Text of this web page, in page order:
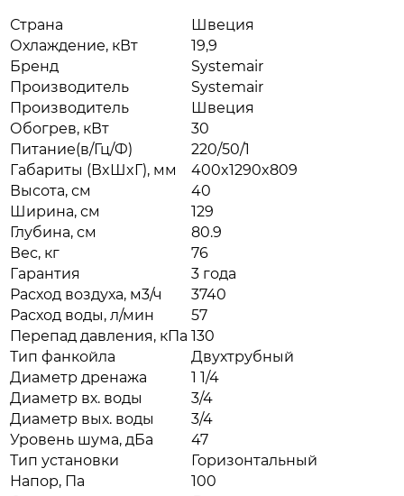
Страна
Швеция
Охлаждение, кВт
19,9
Бренд
Systemair
Производитель
Systemair
Производитель
Швеция
Обогрев, кВт
30
Питание(в/Гц/Ф)
220/50/1
Габариты (ВxШxГ), мм
400x1290x809
Высота, см
40
Ширина, см
129
Глубина, см
80.9
Вес, кг
76
Гарантия
3 года
Расход воздуха, м3/ч
3740
Расход воды, л/мин
57
Перепад давления, кПа 130
Тип фанкойла
Двухтрубный
Диаметр дренажа
1 1/4
Диаметр вх. воды
3/4
Диаметр вых. воды
3/4
Уровень шума, дБа
47
Тип установки
Горизонтальный
Напор, Па
100